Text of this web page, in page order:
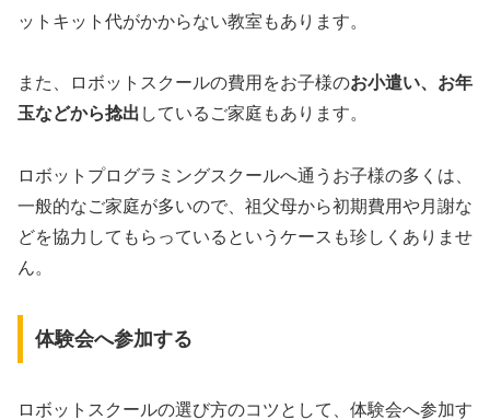
ットキット代がかからない教室もあります。
また、ロボットスクールの費用をお子様のお小遣い、お年
玉などから捻出 しているご家庭もあります。
ロボットプログラミングスクールへ通うお子様の多くは、
一般的なご家庭が多いので、祖父母から初期費用や月謝な
どを協力してもらっているというケースも珍しくありませ
ん。
体験会へ参加する
ロボットスクールの選び方のコツとして、体験会へ参加す